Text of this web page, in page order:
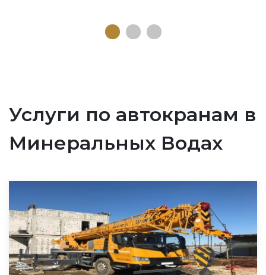
Услуги по автокранам в
Минеральных Водах